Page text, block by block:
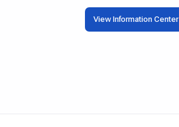
خيارات التقسيط المختلفة، ويوضح الشروط
والخطوات العملية لكل من يبحث عن كفرات
بالتقسيط في الرياض وجدة وبقية مدن المملكة.
View Information Center